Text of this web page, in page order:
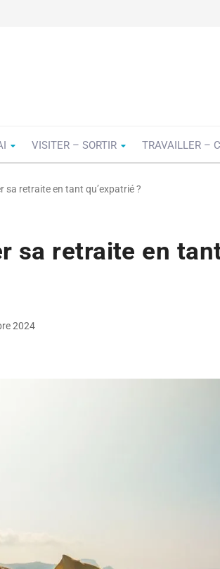
VISITER – SORTIR TRAVAILLER –
sa retraite en tant qu’expatrié ?
sa retraite en
2024